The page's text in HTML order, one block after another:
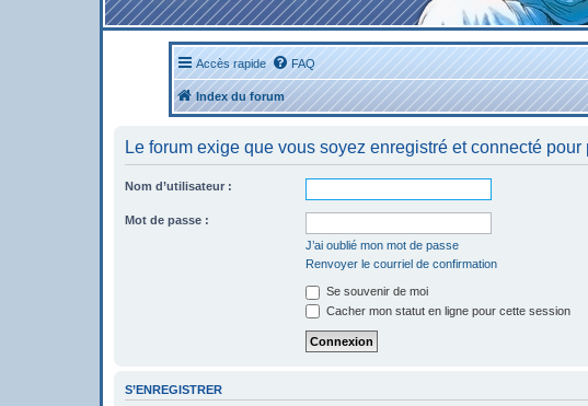
Accès rapide FAQ
Index du forum
Le forum exige que vous soyez enregistré et connecté
Nom d’utilisateur :
Mot de passe :
J’ai oublié mon mot de passe
Renvoyer le courriel de confirmation
Se souvenir de moi
Cacher mon statut en ligne pour cette session
S’ENREGISTRER